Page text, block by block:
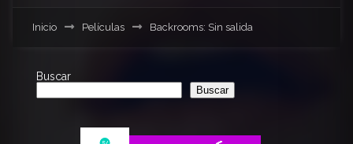
Inicio Películas Backrooms: Sin salida
Buscar
Buscar